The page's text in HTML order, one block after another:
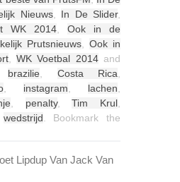
Nieuws, In De Slider,
WK 2014
Ook in de
Prutsnieuws
Ook in
,WK Voetbal 2014and
brazilie Costa Rica
instagram lachen
penalty,Tim Krul
wedstrijd . Bookmark the
Lipdup Van Jack Van